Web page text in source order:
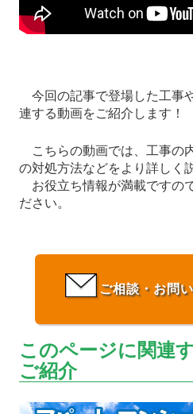
今回の記事で登場した工事
連する動画をご紹介します！
こちらの動画では、工事の
の対処方法などをより詳しく
お役立ち情報が満載ですの
ださい。
ご相談・お問
このページに関連
ご紹介